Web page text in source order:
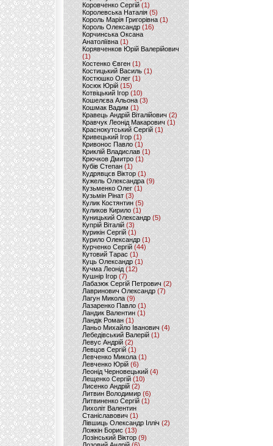
Коровченко Сергій (1)
Королевська Наталія(5)
Король Марія Григорівна (1)
Король Олександр (16)
Корчинська Оксана
Анатоліївна (1)
Корявченков Юрій Валерійович
(1)
Костенко Євген (1)
Костицький Василь (1)
Костюшко Олег (1)
Косюк Юрій (15)
Котвіцький Ігор (10)
Кошелєва Альона(3)
Кошмак Вадим (1)
Кравець Андрій Віталійович (2)
Кравчук Леонід Макарович (1)
Краснокутський Сергій (1)
Кривецький Ігор (1)
Кривонос Павло (1)
Криклій Владислав (1)
Крючков Дмитро(1)
Кубів Степан(1)
Кудрявцєв Віктор (1)
Кужель Олександра (9)
Кузьменко Олег (1)
Кузьмін Рінат(3)
Кулик Костянтин(5)
Куликов Кирило (1)
Куницький Олександр (5)
Купрій Віталій (3)
Курикін Сергій(1)
Курило Олександр (1)
Курченко Сергій (44)
Кутовий Тарас (1)
Куць Олександр (1)
Кучма Леонід (12)
Кушнір Ігор(7)
Лабазюк Сергій Петрович (2)
Лавринович Олександр(7)
Лагун Микола(9)
Лазаренко Павло (1)
Ландик Валентин (1)
Ландік Роман (1)
Ланьо Михайло Іванович(4)
Лебедівський Валерій(1)
Левус Андрій(2)
Левцов Сергій (1)
Левченко Микола (1)
Левченко Юрій (6)
Леонід Черновецький (4)
Лещенко Сергій (10)
Лисенко Андрій (2)
Литвин Володимир (6)
Литвиненко Сергій (1)
Лихоліт Валентин
Станіславович (1)
Лівшиць Олександр Ілліч (2)
Ложкін Борис(13)
Лозінський Віктор(9)